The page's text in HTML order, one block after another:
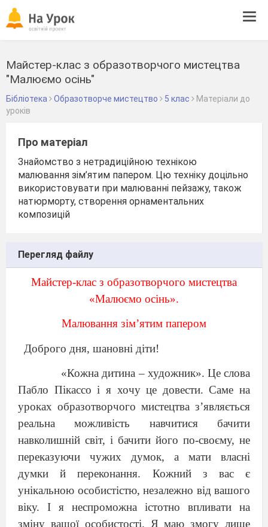
Майстер-клас з образотворчого мистецтва
"Малюємо осінь"
Бібліотека Образотворче мистецтво 5 клас
Матеріали до
уроків
Про матеріал
Знайомство з нетрадиційною технікою
малювання зім’ятим папером. Цю техніку доцільно
використовувати при малюванні пейзажу, також
натюрморту, створення орнаментальних
композицій
Перегляд файлу
Майстер-клас з образотворчого мистецтва
«Малюємо осінь».
Малювання зім’ятим папером
Доброго дня, шановні діти!
«Кожна дитина – художник». Це слова
Пабло Пікассо і я хочу це довести. Саме на
уроках образотворчого мистецтва з’являється
реальна можливість навчитися бачити
навколишній світ, і бачити його по-своєму, не
переказуючи чужих думок, а мати власні
думки й переконання. Кожний з вас є
унікальною особистістю, незалежно від вашого
віку. І я неспроможна істотно впливати на
зміну вашої особистості. Я маю змогу лише